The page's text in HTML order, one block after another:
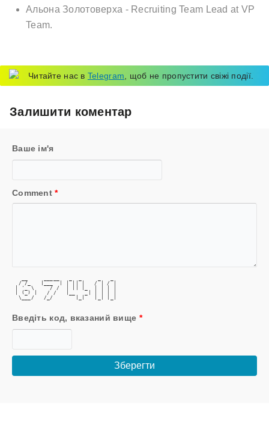
Альона Золотоверха - Recruiting Team Lead at VP
Team.
Читайте нас в Telegram , щоб не пропустити свіжі події.
Залишити коментар
Ваше ім'я
Comment*
  / /_   |___  | | || |   / | / |
| '_ \     / /  | || |_  | | | |
| (_) |   / /   |__   _| | | | |
  \___/   /_/       |_|   |_| |_|
Введіть код, вказаний вище *